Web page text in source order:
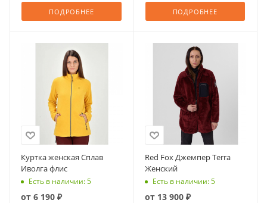
ПОДРОБНЕЕ ПОДРОБНЕЕ
Куртка женская Сплав
Иволга флис
Есть в наличии: 5
от 6 190 ₽
Red Fox Джемпер Terra
Женский
Есть в наличии: 5
от 13 900 ₽